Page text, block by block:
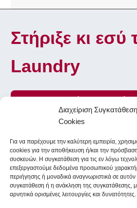
Διαχείριση
Cookies
Για να παρέχουμε την καλύτερη εμπειρία,
cookies για την αποθήκευση ή/και την
συσκευών. Η συγκατάθεση για τις εν λόγω
επεξεργαστούμε δεδομένα προσωπικού
περιήγησης ή μοναδικά αναγνωριστικά σε
συγκατάθεση ή η ανάκληση της συγκατάθεσης,
αρνητικά ορισμένες λειτουργίες και δυνατότητες.
Στήριξε κι
Laundry
Γίνε Εθελοντής
To Ithaca Laundry στα